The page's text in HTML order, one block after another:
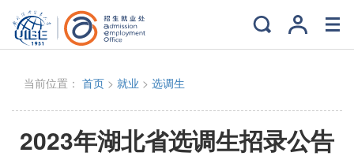
当前位置： 首页 > 就业 > 选调生
2023年湖北省选调生招录公告